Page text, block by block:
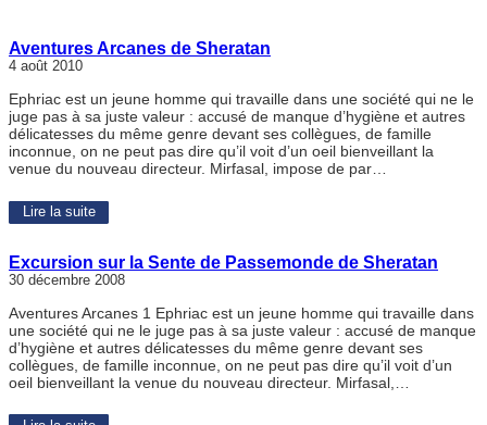
Aventures Arcanes de Sheratan
4 août 2010
Ephriac est un jeune homme qui travaille dans une société qui ne le
juge pas à sa juste valeur : accusé de manque d’hygiène et autres
délicatesses du même genre devant ses collègues, de famille
inconnue, on ne peut pas dire qu’il voit d’un oeil bienveillant la
venue du nouveau directeur. Mirfasal, impose de par…
Lire la suite
Excursion sur la Sente de Passemonde de Sheratan
30 décembre 2008
Aventures Arcanes 1 Ephriac est un jeune homme qui travaille dans
une société qui ne le juge pas à sa juste valeur : accusé de manque
d’hygiène et autres délicatesses du même genre devant ses
collègues, de famille inconnue, on ne peut pas dire qu’il voit d’un
oeil bienveillant la venue du nouveau directeur. Mirfasal,…